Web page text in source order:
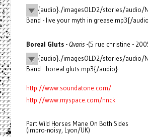
{audio}./imagesOLD2/stories/audio/
Band - live your myth in grease.mp3{/
Boreal Gluts-Qvaris-(5 rue christine -
{audio}./imagesOLD2/stories/audio/
Band - boreal gluts.mp3{/audio}
http://www.soundatone.com/
http://www.myspace.com/nnck
Part Wild Horses Mane On Both Sides
(impro-noisy, Lyon/UK)